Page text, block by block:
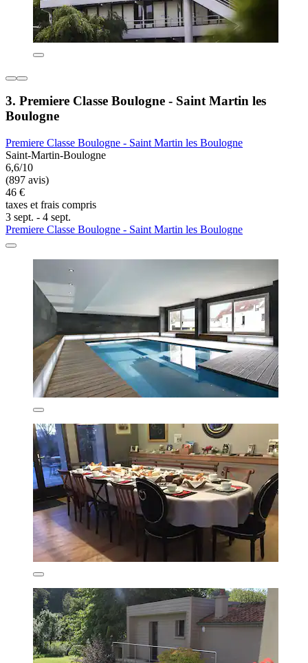
3. Premiere Classe Boulogne - Saint Martin les
Boulogne
Premiere Classe Boulogne - Saint Martin les Boulogne
Saint-Martin-Boulogne
6,6/10
(897 avis)
46 €
taxes et frais compris
3 sept. - 4 sept.
Premiere Classe Boulogne - Saint Martin les Boulogne